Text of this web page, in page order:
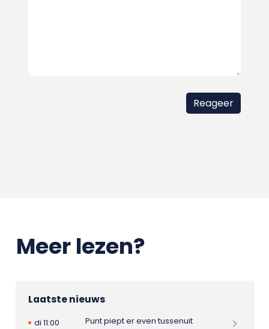
Meer lezen?
Laatste nieuws
di 11:00
Punt piept er even tussenuit